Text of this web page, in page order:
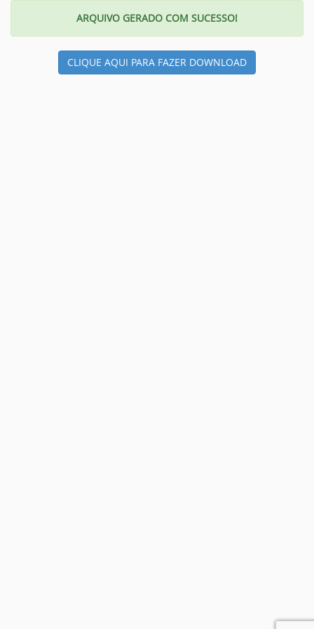
ARQUIVO GERADO COM SUCESSO!
CLIQUE AQUI PARA FAZER DOWNLOAD